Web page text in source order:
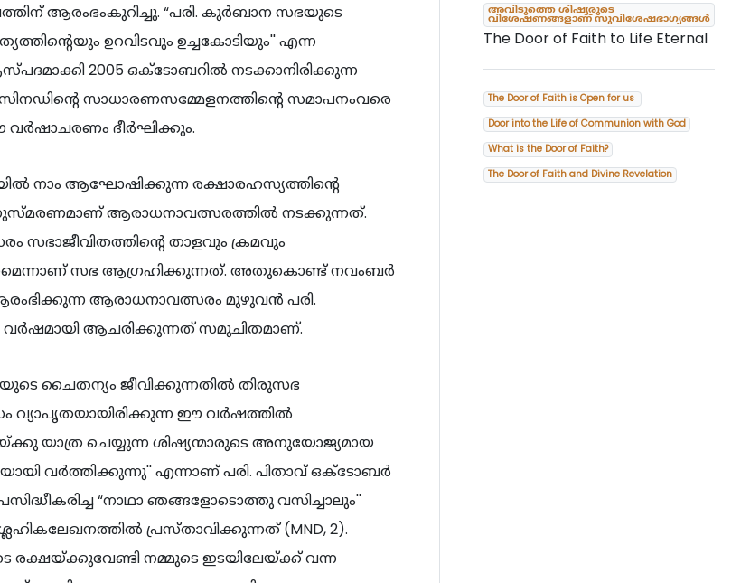
ആരംഭംകുറിച്ചു. “പരി. കുർബാന സഭയുടെ
ഉറവിടവും ഉച്ചകോടിയും'' എന്ന
2005 ഒക്ടോബറിൽ നടക്കാനിരിക്കുന്ന
സിനഡിന്റെ സാധാരണസമ്മേളനത്തിന്റെ സമാപനംവരെ
ദീർഘിക്കും.
നാം ആഘോഷിക്കുന്ന രക്ഷാരഹസ്യത്തിന്റെ
ആരാധനാവത്സരത്തിൽ നടക്കുന്നത്.
സഭാജീവിതത്തിന്റെ താളവും ക്രമവും
സഭ ആഗ്രഹിക്കുന്നത്. അതുകൊണ്ട് നവംബർ
ആരാധനാവത്സരം മുഴുവൻ പരി.
ആചരിക്കുന്നത് സമുചിതമാണ്.
ചൈതന്യം ജീവിക്കുന്നതിൽ തിരുസഭ
വ്യാപൃതയായിരിക്കുന്ന ഈ വർഷത്തിൽ
യാത്ര ചെയ്യുന്ന ശിഷ്യന്മാരുടെ അനുയോജ്യമായ
വർത്തിക്കുന്നു'' എന്നാണ് പരി. പിതാവ് ഒക്ടോബർ
“നാഥാ ഞങ്ങളോടൊത്തു വസിച്ചാലും''
പ്രസ്താവിക്കുന്നത് (MND, 2).
രക്ഷയ്ക്കുവേണ്ടി നമ്മുടെ ഇടയിലേയ്ക്ക് വന്ന
അവിടുത്തെ ശിഷ്യരുടെ
വിശേഷണങ്ങളാണ് സുവിശേഷഭാഗ്യങ്ങൾ
The Door of Faith to Life Eternal
The Door of Faith is Open for us
Door into the Life of Communion with God
What is the Door of Faith?
The Door of Faith and Divine Revelation